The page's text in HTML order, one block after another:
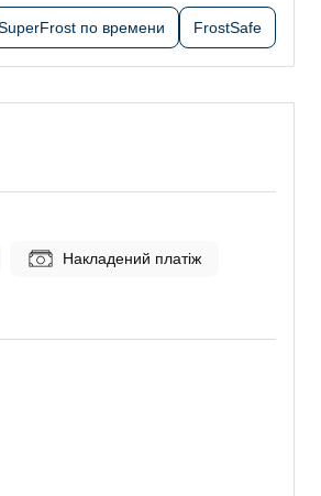
по времени FrostSafe
Накладений платіж